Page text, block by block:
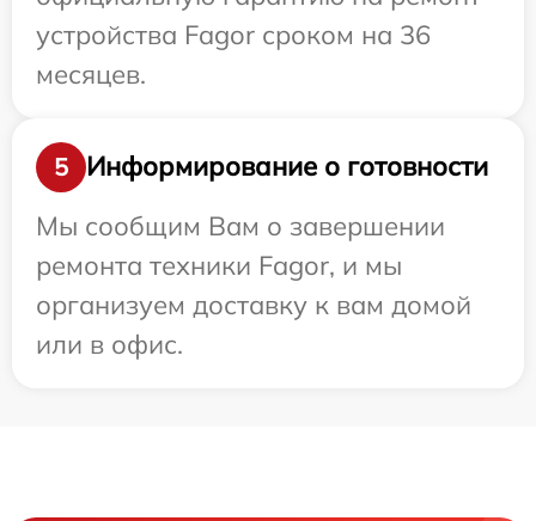
устройства Fagor сроком на 36
месяцев.
5
Информирование о готовности
Мы сообщим Вам о завершении
ремонта техники Fagor, и мы
организуем доставку к вам домой
или в офис.